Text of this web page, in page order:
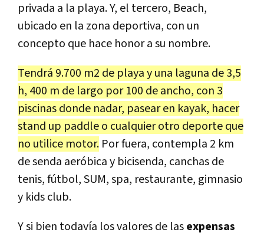
privada a la playa. Y, el tercero, Beach,
ubicado en la zona deportiva, con un
concepto que hace honor a su nombre.
Tendrá 9.700 m2 de playa y una laguna de 3,5
h, 400 m de largo por 100 de ancho, con 3
piscinas donde nadar, pasear en kayak, hacer
stand up paddle o cualquier otro deporte que
no utilice motor. Por fuera, contempla 2 km
de senda aeróbica y bicisenda, canchas de
tenis, fútbol, SUM, spa, restaurante, gimnasio
y kids club.
Y si bien todavía los valores de lasexpensas